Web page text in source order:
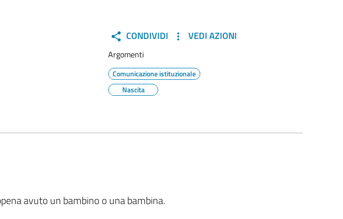
CONDIVIDI VEDI AZIONI
Argomenti
Comunicazione istituzionale
Nascita
avuto un bambino o una bambina.